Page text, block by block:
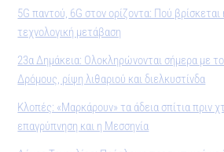
5G παντού, 6G στον ορίζοντα: Πού
τεχνολογική μετάβαση
23α Δημάκεια: Ολοκληρώνονται σήμερα με
Δρόμους, ρίψη λιθαριού και διελκυστίνδα
Κλοπές: «Μαρκάρουν» τα άδεια σπίτια πριν
επαγρύπνηση και η Μεσσηνία